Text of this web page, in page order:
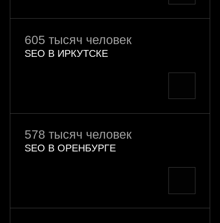
605 тысяч человек
SEO В ИРКУТСКЕ
578 тысяч человек
SEO В ОРЕНБУРГЕ